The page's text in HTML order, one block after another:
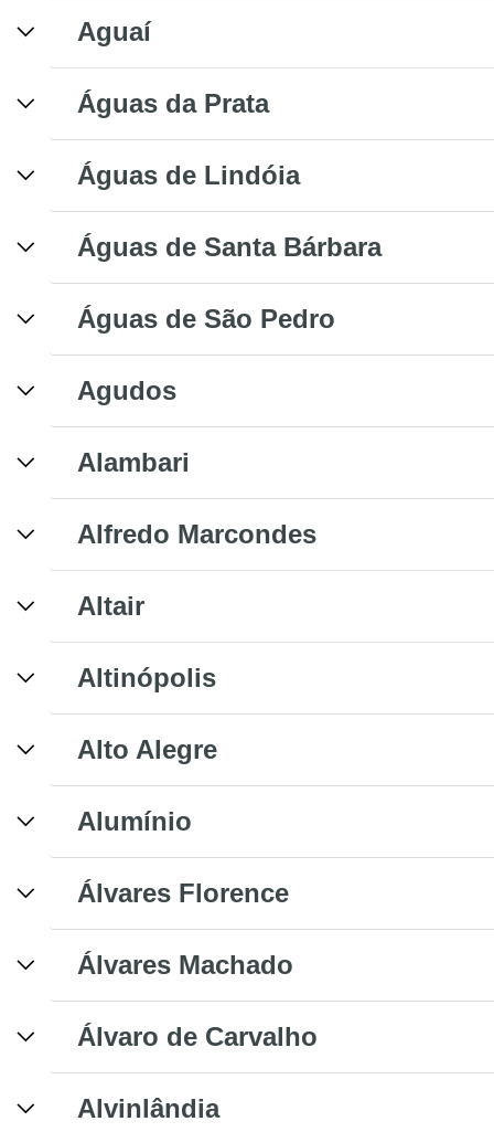
Aguaí
Águas da Prata
Águas de Lindóia
Águas de Santa Bárbara
Águas de São Pedro
Agudos
Alambari
Alfredo Marcondes
Altair
Altinópolis
Alto Alegre
Alumínio
Álvares Florence
Álvares Machado
Álvaro de Carvalho
Alvinlândia